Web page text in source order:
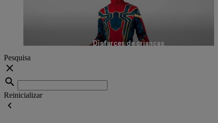
Disfarces de crianças
Pesquisa
Reinicializar